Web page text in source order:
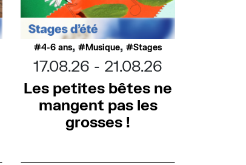
4-6 ans, Musique, Stages
17.08.26
21.08.26
Les petites bêtes ne
mangent pas les
grosses !